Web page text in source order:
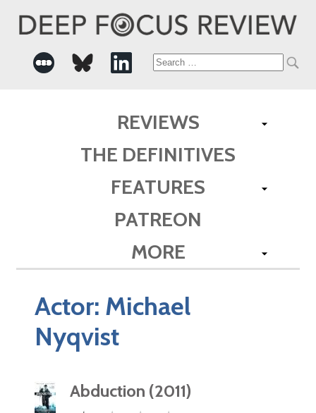
Search
REVIEWS
THE DEFINITIVES
FEATURES
PATREON
MORE
Actor: Michael
Nyqvist
Abduction (2011)